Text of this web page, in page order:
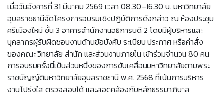
เมื่อวันอังคารที่ 31 มีนาคม 2569 เวลา 08.30–16.30 น. มหาวิทยาลัย
อุบลราชธานีจัดโครงการอบรมเชิงปฏิบัติการดังกล่าว ณ ห้องประชุม
ศรีเมืองใหม่ ชั้น 3 อาคารสำนักงานอธิการบดี 2 โดยมีผู้บริหารและ
บุคลากรผู้รับผิดชอบงานด้านข้อบังคับ ระเบียบ ประกาศ หรือคำสั่ง
ของคณะ วิทยาลัย สำนัก และส่วนงานภายใน เข้าร่วมจำนวน 80 คน
การอบรมครั้งนี้เป็นส่วนหนึ่งของการขับเคลื่อนมหาวิทยาลัยตามพระ
ราชบัญญัติมหาวิทยาลัยอุบลราชธานี พ.ศ. 2568 ที่เน้นการบริหาร
งานโปร่งใส ตรวจสอบได้ และสอดคล้องกับหลักธรรมาภิบาล